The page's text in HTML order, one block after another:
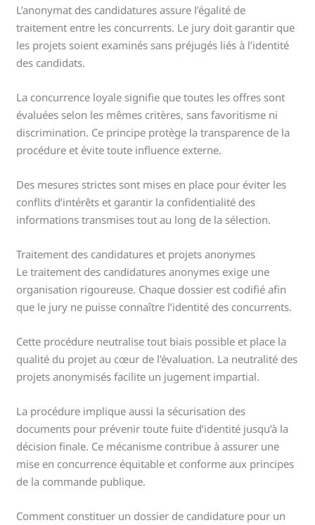
L’anonymat des candidatures assure l’égalité de
traitement entre les concurrents. Le jury doit garantir que
les projets soient examinés sans préjugés liés à l’identité
des candidats.
La concurrence loyale signifie que toutes les offres sont
évaluées selon les mêmes critères, sans favoritisme ni
discrimination. Ce principe protège la transparence de la
procédure et évite toute influence externe.
Des mesures strictes sont mises en place pour éviter les
conflits d’intérêts et garantir la confidentialité des
informations transmises tout au long de la sélection.
Traitement des candidatures et projets anonymes
Le traitement des candidatures anonymes exige une
organisation rigoureuse. Chaque dossier est codifié afin
que le jury ne puisse connaître l’identité des concurrents.
Cette procédure neutralise tout biais possible et place la
qualité du projet au cœur de l’évaluation. La neutralité des
projets anonymisés facilite un jugement impartial.
La procédure implique aussi la sécurisation des
documents pour prévenir toute fuite d’identité jusqu’à la
décision finale. Ce mécanisme contribue à assurer une
mise en concurrence équitable et conforme aux principes
de la commande publique.
Comment constituer un dossier de candidature pour un